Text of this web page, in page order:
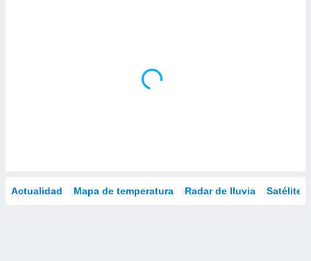
Actualidad Mapa de temperatura Radar de lluvia Satélites